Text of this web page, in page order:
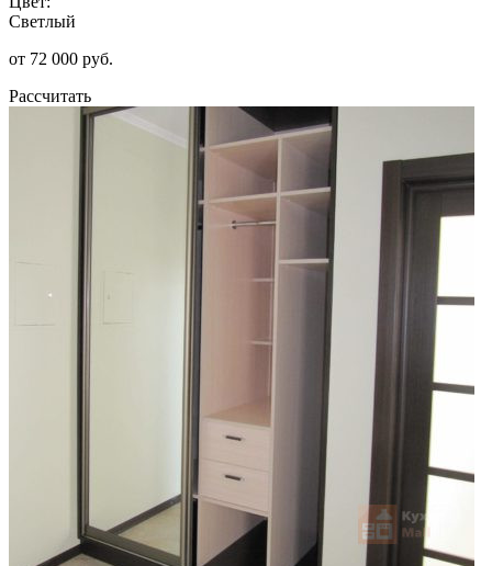
Светлый
от 72 000 руб.
Рассчитать